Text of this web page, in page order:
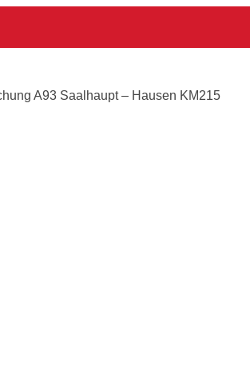
A93 Saalhaupt – Hausen KM215